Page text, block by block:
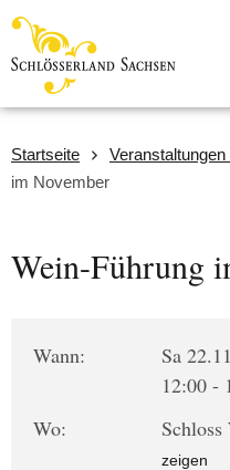
Startseite
im November
Wein-Führung
Wann:
Sa
12:00 -
Wo:
Schloss
zeigen